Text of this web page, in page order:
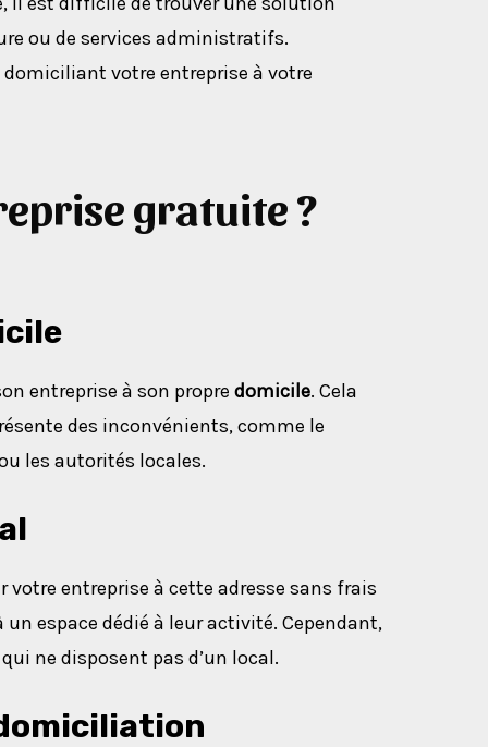
ou de services administratifs.
votre entreprise à votre
gratuite ?
entreprise à son propre domicile. Cela
des inconvénients, comme le
les autorités locales.
votre entreprise à cette adresse sans frais
espace dédié à leur activité. Cependant,
ne disposent pas d’un local.